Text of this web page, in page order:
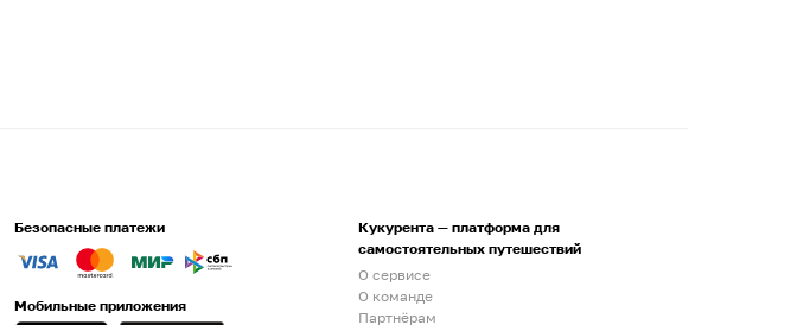
Безопасные платежи
Мобильные приложения
Кукурента — платформа для
самостоятельных путешествий
О сервисе
О команде
Партнёрам